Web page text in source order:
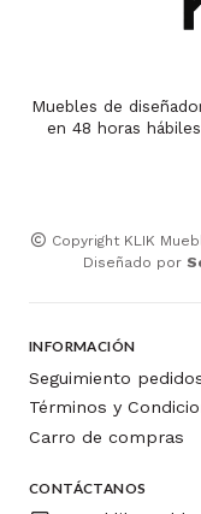
Muebles de
en 48 horas
Copyright KLIK
Diseñado por
INFORMACIÓN
Seguimiento
Términos y
Carro de compras
CONTÁCTANOS